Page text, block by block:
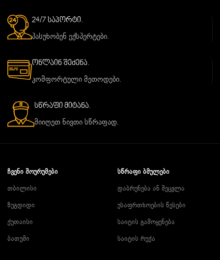
24/7 საპორტი.
პასუხობენ ექსპერტები.
ონლაინ შეძენა.
კომფორტული მეთოდები.
სწრაფი მიტანა.
მიიღეთ ნივთი სწრაფად.
ᲩᲕᲔᲜᲘ ᲨᲝᲣᲠᲣᲛᲔᲑᲘ
თბილისი
ზუგდიდი
ქუთაისი
ბათუმი
ᲡᲬᲠᲐᲤᲘ ᲑᲛᲣᲚᲔᲑᲘ
დაბრუნება ან შეცვლა
უსაფრთხოების წესები
საიტის გამოყენება
საიტის რუქა